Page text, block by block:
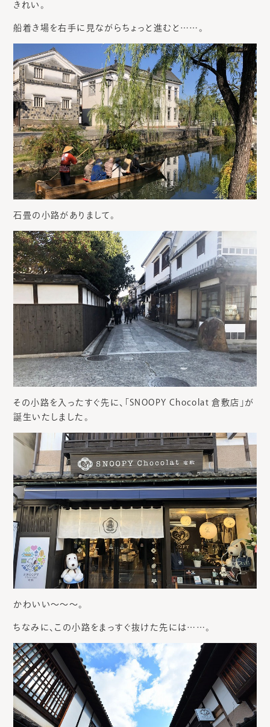
きれい。
船着き場を右手に見ながらちょっと進むと……。
石畳の小路がありまして。
その小路を入ったすぐ先に、「SNOOPY Chocolat 倉敷店」が
誕生いたしました。
かわいい～～～。
ちなみに、この小路をまっすぐ抜けた先には……。